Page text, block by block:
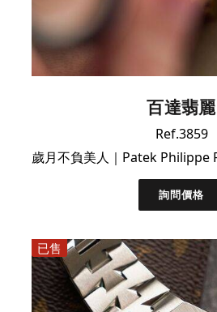
百達翡麗
Ref.3859
詢問價格
已售